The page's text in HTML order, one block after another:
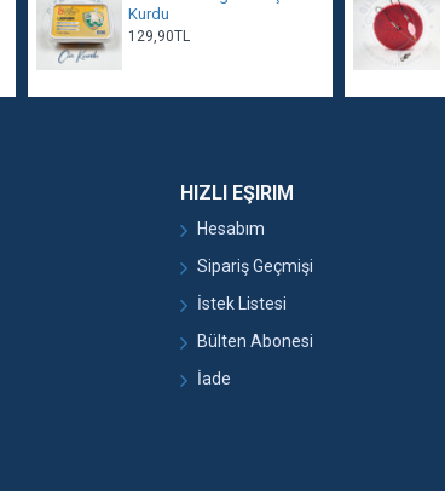
Kurdu
129,90TL
HIZLI EŞIRIM
Hesabım
Sipariş Geçmişi
İstek Listesi
Bülten Abonesi
İade